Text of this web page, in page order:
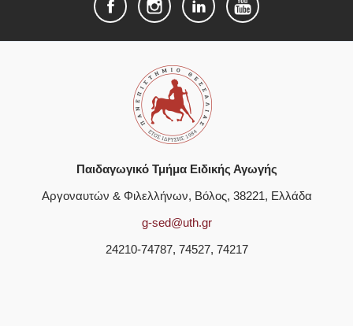
Παιδαγωγικό Τμήμα Ειδικής Αγωγής
Αργοναυτών & Φιλελλήνων, Βόλος, 38221, Ελλάδα
g-sed@uth.gr
24210-74787, 74527, 74217